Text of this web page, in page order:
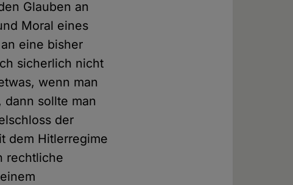
Glauben an
Moral eines
eine bisher
sicherlich nicht
wenn man
dann sollte man
der
dem Hitlerregime
rechtliche